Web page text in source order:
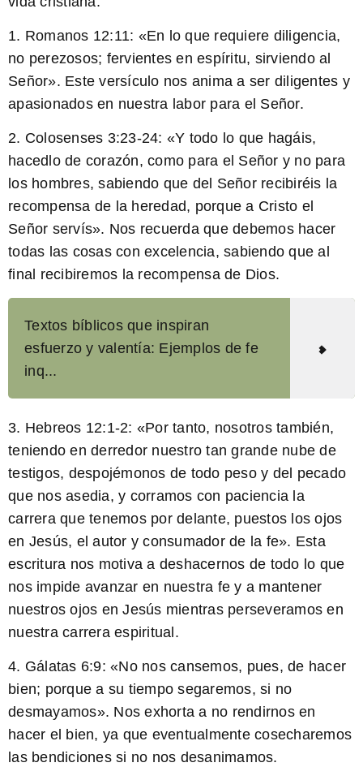
1. Romanos 12:11: «En lo que requiere diligencia,
no perezosos; fervientes en espíritu, sirviendo al
Señor». Este versículo nos anima a ser diligentes y
apasionados en nuestra labor para el Señor.
2. Colosenses 3:23-24: «Y todo lo que hagáis,
hacedlo de corazón, como para el Señor y no para
los hombres, sabiendo que del Señor recibiréis la
recompensa de la heredad, porque a Cristo el
Señor servís». Nos recuerda que debemos hacer
todas las cosas con excelencia, sabiendo que al
final recibiremos la recompensa de Dios.
Textos bíblicos que inspiran
esfuerzo y valentía: Ejemplos de fe
inq...
3. Hebreos 12:1-2: «Por tanto, nosotros también,
teniendo en derredor nuestro tan grande nube de
testigos, despojémonos de todo peso y del pecado
que nos asedia, y corramos con paciencia la
carrera que tenemos por delante, puestos los ojos
en Jesús, el autor y consumador de la fe». Esta
escritura nos motiva a deshacernos de todo lo que
nos impide avanzar en nuestra fe y a mantener
nuestros ojos en Jesús mientras perseveramos en
nuestra carrera espiritual.
4. Gálatas 6:9: «No nos cansemos, pues, de hacer
bien; porque a su tiempo segaremos, si no
desmayamos». Nos exhorta a no rendirnos en
hacer el bien, ya que eventualmente cosecharemos
las bendiciones si no nos desanimamos.